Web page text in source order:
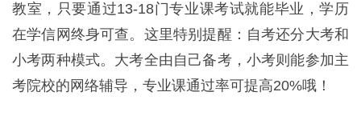
教室，只要通过13-18门专业课考试就能毕业，学历
在学信网终身可查。这里特别提醒：自考还分大考和
小考两种模式。大考全由自己备考，小考则能参加主
考院校的网络辅导，专业课通过率可提高20%哦！